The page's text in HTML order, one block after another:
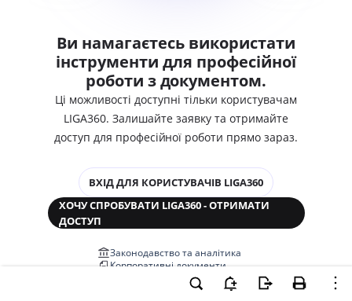
Ви намагаєтесь використати
інструменти для професійної
роботи з документом.
Ці можливості доступні тільки користувачам
LIGA360. Залишайте заявку та отримайте
доступ для професійної роботи прямо зараз.
ВХІД ДЛЯ КОРИСТУВАЧІВ LIGA360
ХОЧУ СПРОБУВАТИ LIGA360 - ОТРИМАТИ
ДОСТУП
Законодавство та аналітика
Корпоративні документи
Перевірка компаній та персон
Медіааналіз та репутація